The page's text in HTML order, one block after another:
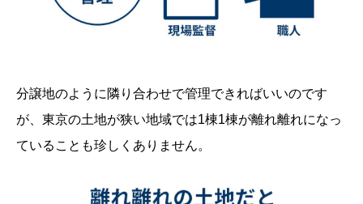
分譲地のように隣り合わせで管理できればいいのです
が、東京の土地が狭い地域では1棟1棟が離れ離れになっ
ていることも珍しくありません。